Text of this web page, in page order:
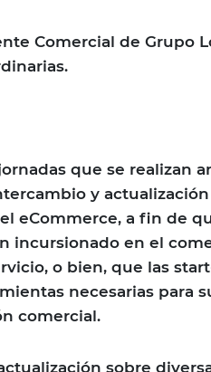
Comercial de Grupo
que se realizan
y
eCommerce, a fin de
incursionado en el
o bien, que las
necesarias para
comercial.
sobre